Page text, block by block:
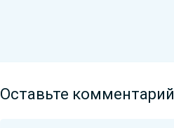
Оставьте комментарий